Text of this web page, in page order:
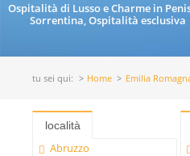
Ospitalità di Lusso e Charme in
Sorrentina, Ospitalità esclusiva
tu sei qui: Home Emilia
località
Abruzzo